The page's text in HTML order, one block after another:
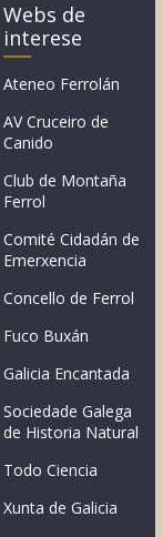
Webs de
interese
Ateneo Ferrolán
AV Cruceiro de
Canido
Club de Montaña
Ferrol
Comité Cidadán de
Emerxencia
Concello de Ferrol
Fuco Buxán
Galicia Encantada
Sociedade Galega
de Historia Natural
Todo Ciencia
Xunta de Galicia